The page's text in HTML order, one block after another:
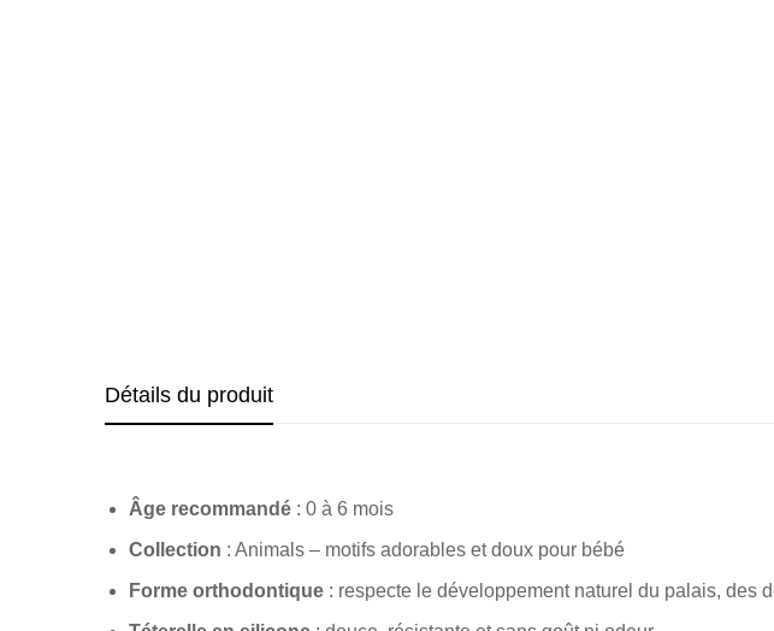
Détails du produit
Âge recommandé : 0 à 6 mois
Collection : Animals – motifs adorables et doux pour bébé
Forme orthodontique : respecte le développement naturel du palais, des